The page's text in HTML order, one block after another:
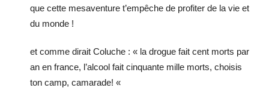
que cette mesaventure t’empêche de profiter de la vie et
du monde !
et comme dirait Coluche : « la drogue fait cent morts par
an en france, l’alcool fait cinquante mille morts, choisis
ton camp, camarade! «